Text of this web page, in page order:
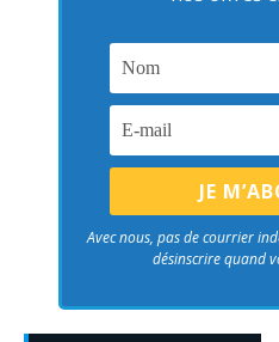
Avec nous, pas de courrier
désinscrire quand